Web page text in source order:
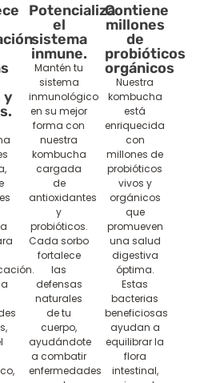
y
Potencializa
el
sistema
inmune.
Mantén tu
sistema
inmunológico
en su mejor
forma con
nuestra
kombucha
cargada
de
antioxidantes
y
probióticos.
Cada sorbo
fortalece
las
defensas
naturales
de tu
cuerpo,
ayudándote
a combatir
enfermedades
Contiene
millones
de
probióticos
orgánicos
Nuestra
kombucha
está
enriquecida
con
millones de
probióticos
vivos y
orgánicos
que
promueven
una salud
digestiva
óptima.
Estas
bacterias
beneficiosas
ayudan a
equilibrar la
flora
intestinal,